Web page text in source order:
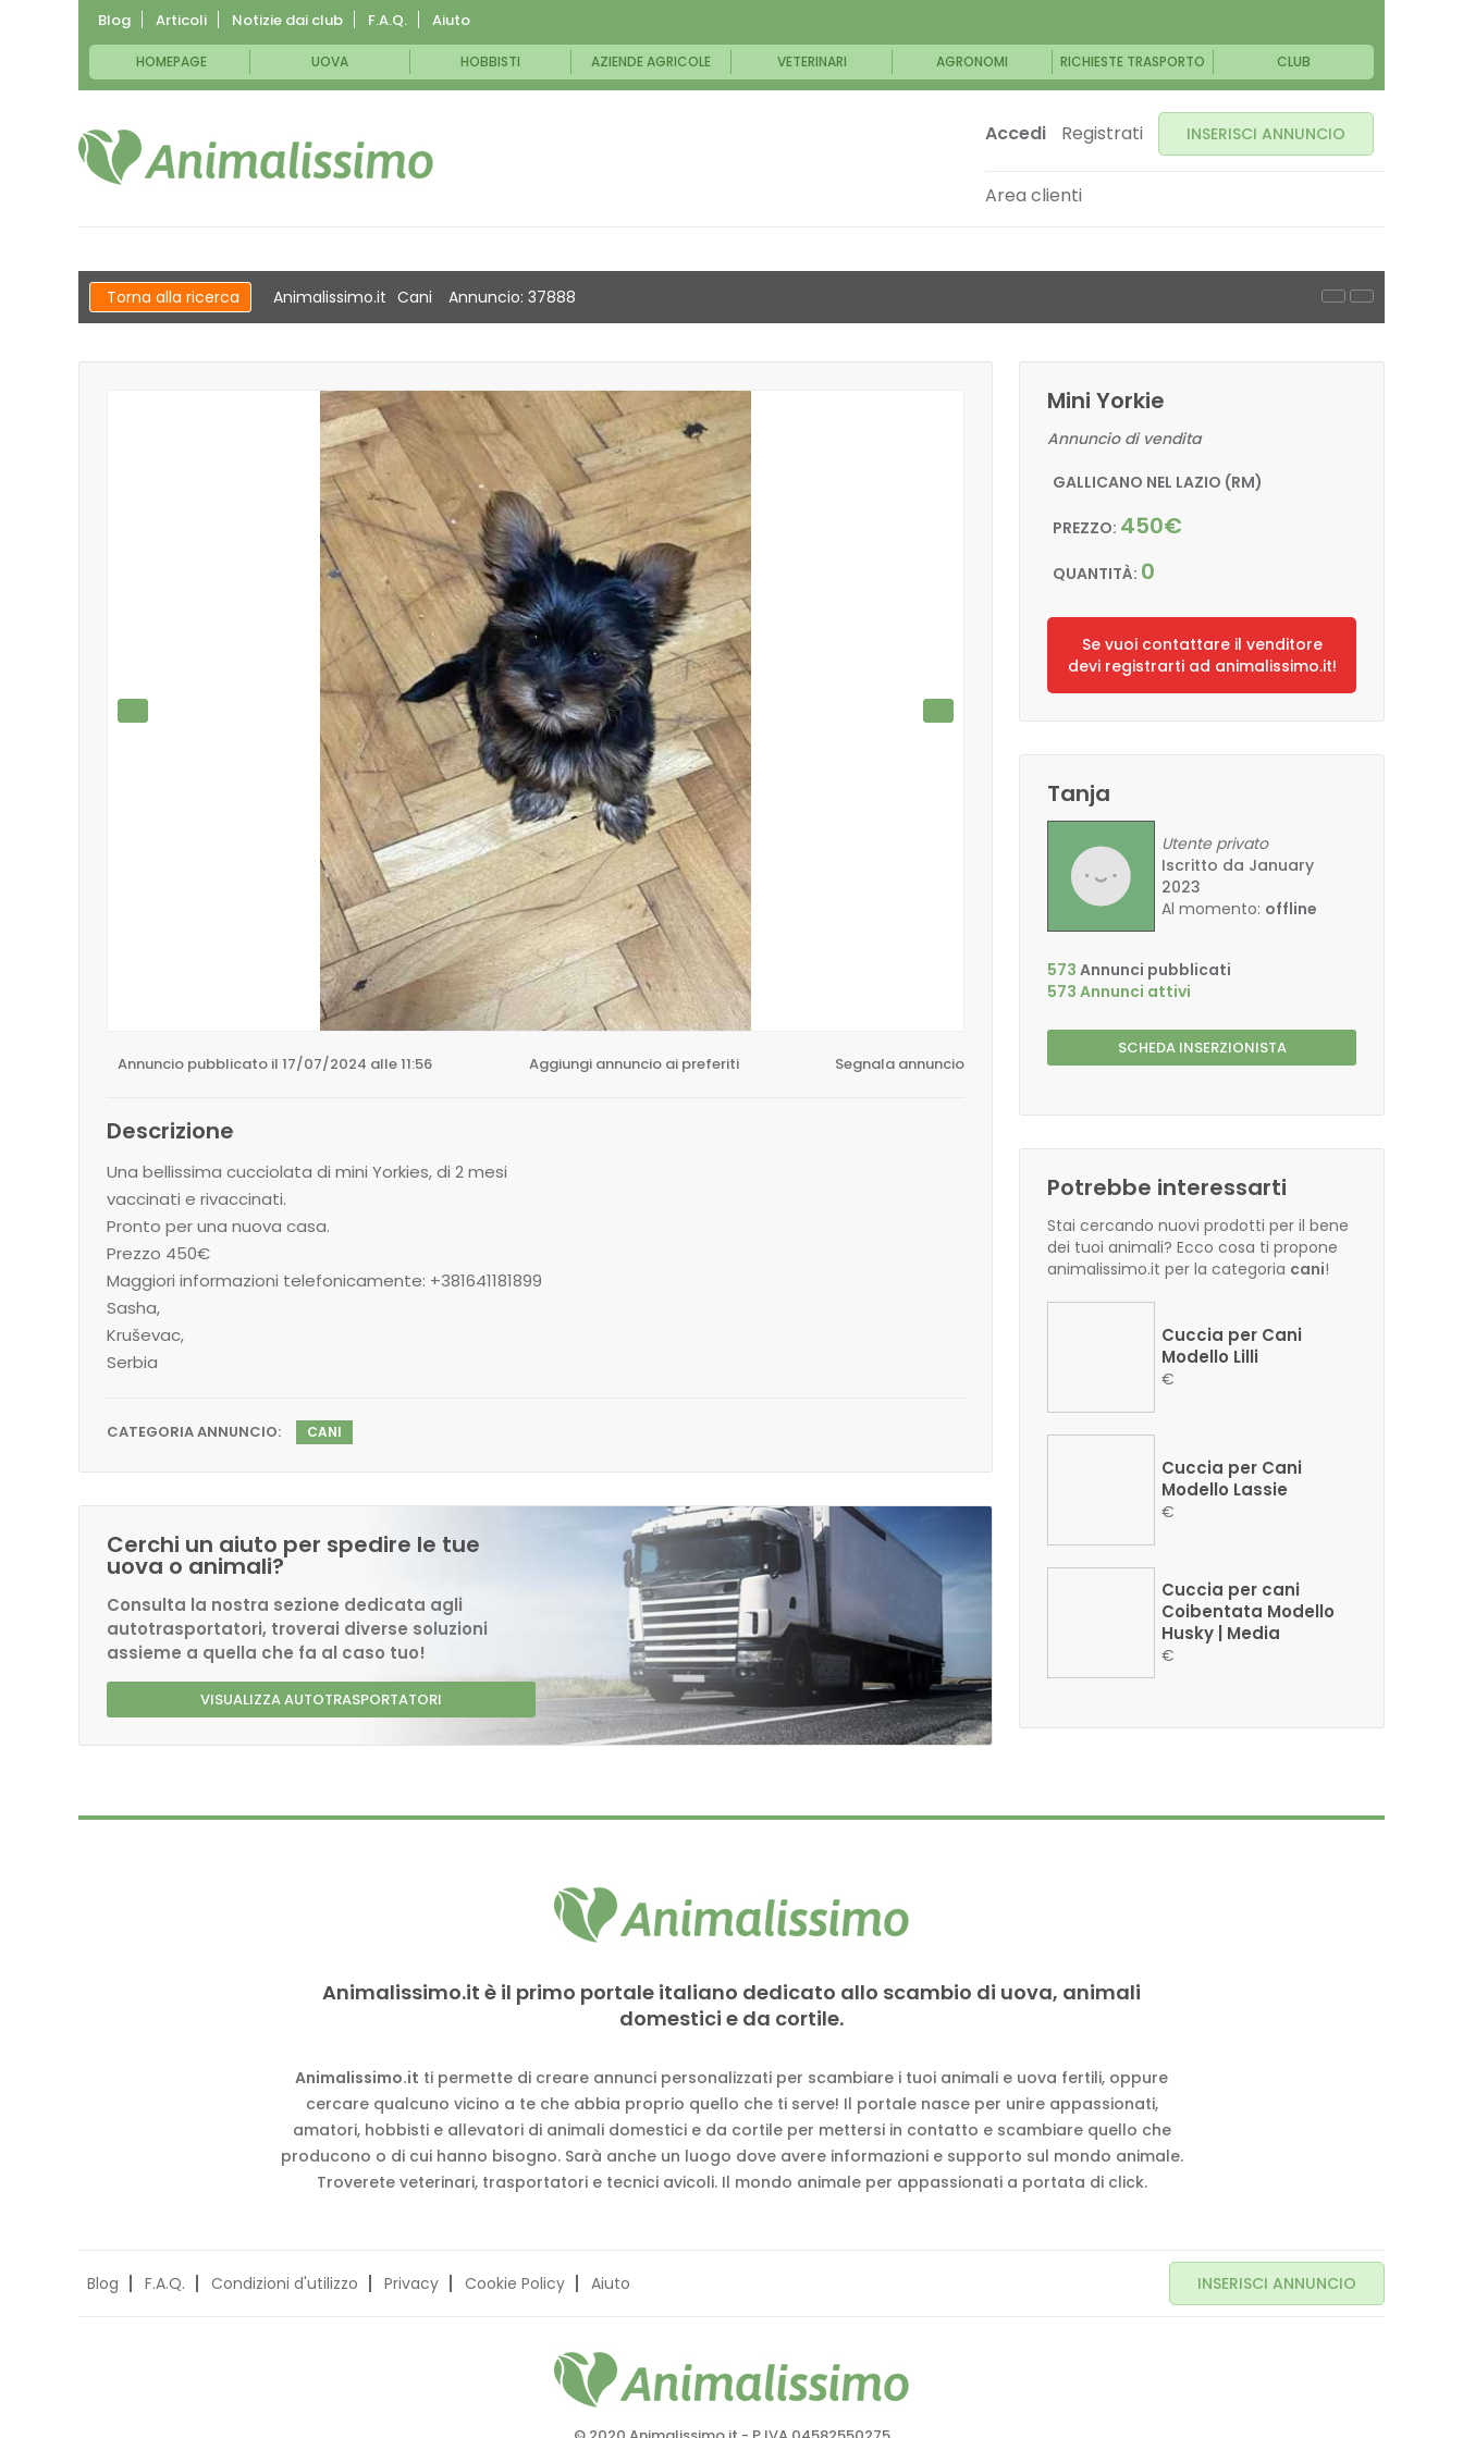
Blog Articoli Notizie dai club F.A.Q. Aiuto
HOMEPAGE UOVA HOBBISTI AZIENDE AGRICOLE VETERINARI AGRONOMI RICHIESTE TRASPORTO CLUB
Accedi Registrati INSERISCI ANNUNCIO
Area clienti
Torna alla ricerca Animalissimo.it Cani Annuncio: 37888
Annuncio pubblicato il 17/07/2024 alle 11:56 Aggiungi annuncio ai preferiti Segnala annuncio
Descrizione
Una bellissima cucciolata di mini Yorkies, di 2 mesi
vaccinati e rivaccinati.
Pronto per una nuova casa.
Prezzo 450€
Maggiori informazioni telefonicamente: +381641181899
Sasha,
Kruševac,
Serbia
CATEGORIA ANNUNCIO: CANI
Cerchi un aiuto per spedire le tue
uova o animali?
Consulta la nostra sezione dedicata agli
autotrasportatori, troverai diverse soluzioni
assieme a quella che fa al caso tuo!
VISUALIZZA AUTOTRASPORTATORI
Mini Yorkie
Annuncio di vendita
GALLICANO NEL LAZIO (RM)
PREZZO: 450€
QUANTITÀ: 0
Se vuoi contattare il venditore
devi registrarti ad animalissimo.it!
Tanja
Utente privato
Iscritto da January
2023
Al momento: offline
573 Annunci pubblicati
573 Annunci attivi
SCHEDA INSERZIONISTA
Potrebbe interessarti
Stai cercando nuovi prodotti per il bene
dei tuoi animali? Ecco cosa ti propone
animalissimo.it per la categoria cani!
Cuccia per Cani
Modello Lilli
€
Cuccia per Cani
Modello Lassie
€
Cuccia per cani
Coibentata Modello
Husky | Media
€
Animalissimo.it è il primo portale italiano dedicato allo scambio di uova, animali
domestici e da cortile.
Animalissimo.it ti permette di creare annunci personalizzati per scambiare i tuoi animali e uova fertili, oppure
cercare qualcuno vicino a te che abbia proprio quello che ti serve! Il portale nasce per unire appassionati,
amatori, hobbisti e allevatori di animali domestici e da cortile per mettersi in contatto e scambiare quello che
producono o di cui hanno bisogno. Sarà anche un luogo dove avere informazioni e supporto sul mondo animale.
Troverete veterinari, trasportatori e tecnici avicoli. Il mondo animale per appassionati a portata di click.
Blog F.A.Q. Condizioni d'utilizzo Privacy Cookie Policy Aiuto INSERISCI ANNUNCIO